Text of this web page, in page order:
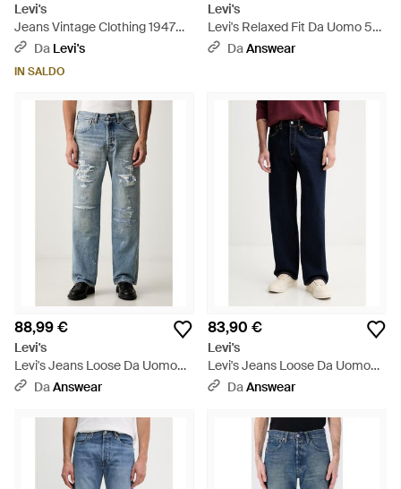
Levi's
Jeans Vintage Clothing 1947
501 - Blu
Da Levi's
IN SALDO
Levi's
Levi's Relaxed Fit Da Uomo 501
Relaxed - Blu
DaAnswear
88,99 €
Levi's
Levi's Jeans Loose Da Uomo
501 Loose - Blu
DaAnswear
83,90 €
Levi's
Levi's Jeans Loose Da Uomo
501 Loose - Blu
DaAnswear